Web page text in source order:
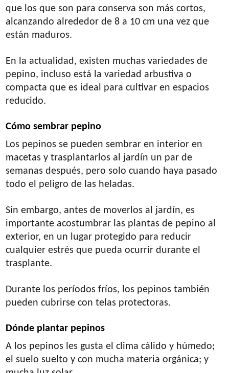
que los que son para conserva son más cortos,
alcanzando alrededor de 8 a 10 cm una vez que
están maduros.
En la actualidad, existen muchas variedades de
pepino, incluso está la variedad arbustiva o
compacta que es ideal para cultivar en espacios
reducido.
Cómo sembrar pepino
Los pepinos se pueden sembrar en interior en
macetas y trasplantarlos al jardín un par de
semanas después, pero solo cuando haya pasado
todo el peligro de las heladas.
Sin embargo, antes de moverlos al jardín, es
importante acostumbrar las plantas de pepino al
exterior, en un lugar protegido para reducir
cualquier estrés que pueda ocurrir durante el
trasplante.
Durante los períodos fríos, los pepinos también
pueden cubrirse con telas protectoras.
Dónde plantar pepinos
A los pepinos les gusta el clima cálido y húmedo;
el suelo suelto y con mucha materia orgánica; y